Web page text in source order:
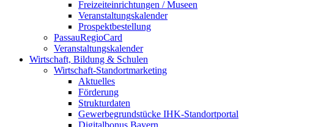
Freizeiteinrichtungen / Museen
Veranstaltungskalender
Prospektbestellung
PassauRegioCard
Veranstaltungskalender
Wirtschaft, Bildung & Schulen
Wirtschaft-Standortmarketing
Aktuelles
Förderung
Strukturdaten
Gewerbegrundstücke IHK-Standortportal
Digitalbonus Bayern